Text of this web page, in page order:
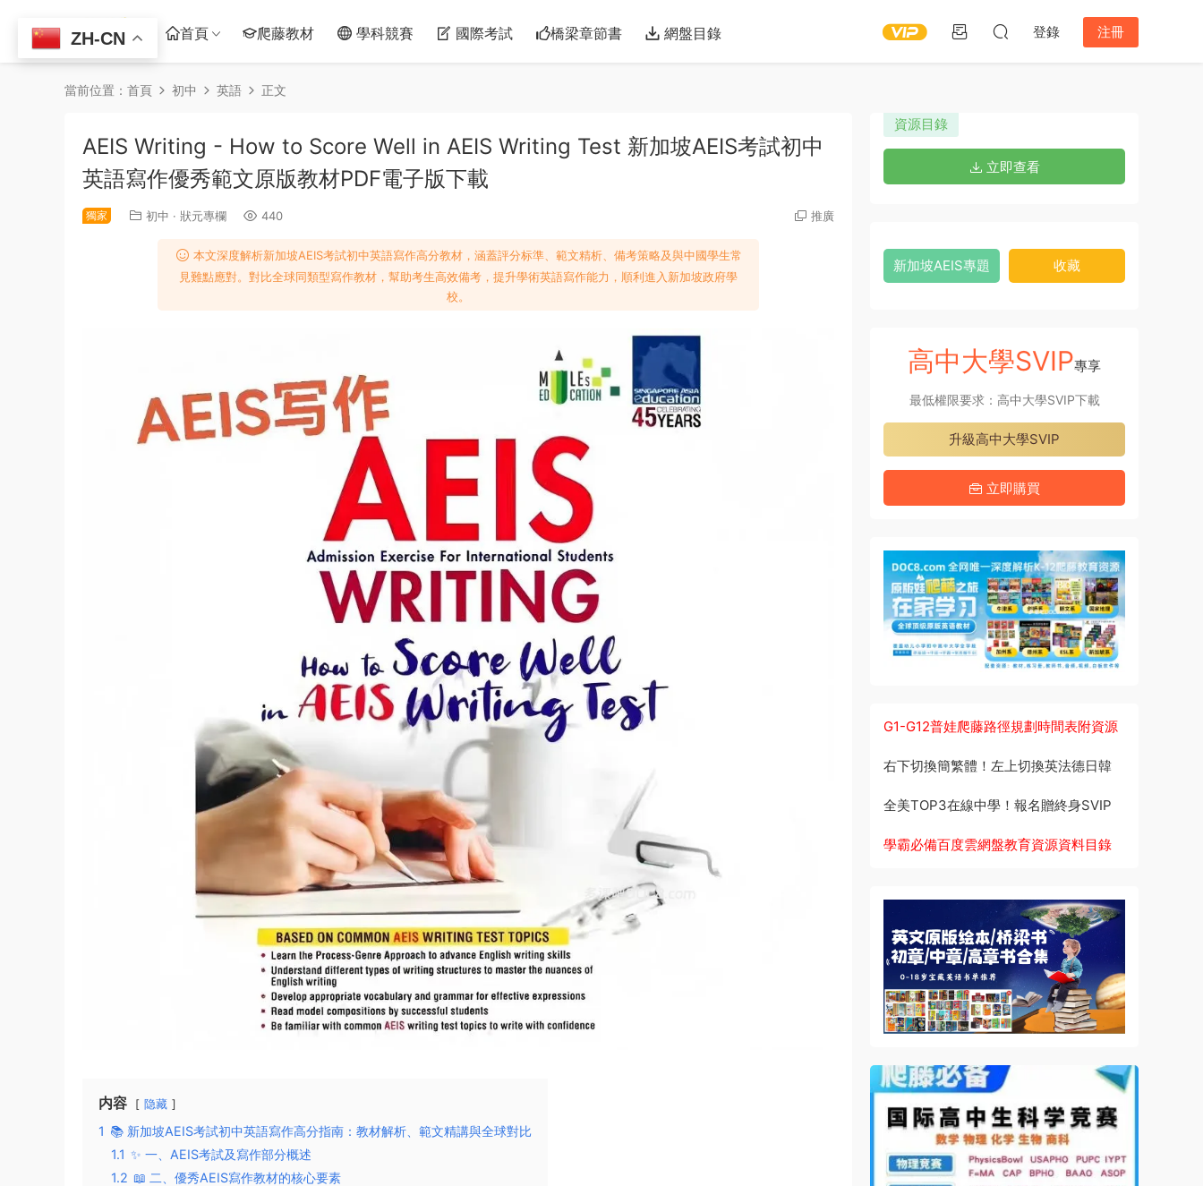
首頁 爬藤教材 學科競賽 國際考試 橋梁章節書 網盤目錄 登錄 注冊
當前位置： 首頁 初中 英語 正文
AEIS Writing - How to Score Well in AEIS Writing Test 新加坡AEIS考試初中
英語寫作優秀範文原版教材PDF電子版下載
獨家 初中 · 狀元專欄 440 推廣
本文深度解析新加坡AEIS考試初中英語寫作高分教材，涵蓋評分标準、範文精析、備考策略及與中國學生常
見難點應對。對比全球同類型寫作教材，幫助考生高效備考，提升學術英語寫作能力，順利進入新加坡政府學
校。
内容 隐藏
1 📚 新加坡AEIS考試初中英語寫作高分指南：教材解析、範文精講與全球對比
1.1 ✨ 一、AEIS考試及寫作部分概述
1.2 📖 二、優秀AEIS寫作教材的核心要素
資源目錄
立即查看
新加坡AEIS專題 收藏
高中大學SVIP專享
最低權限要求：高中大學SVIP下載
升級高中大學SVIP
立即購買
G1-G12普娃爬藤路徑規劃時間表附資源
右下切換簡繁體！左上切換英法德日韓
全美TOP3在線中學！報名贈終身SVIP
學霸必備百度雲網盤教育資源資料目錄
ZH-CN